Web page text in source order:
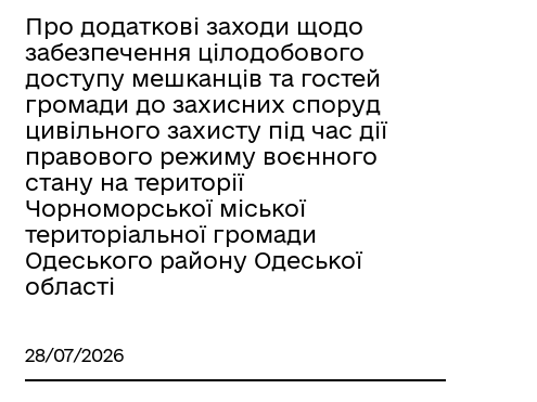
Про додаткові заходи щодо
забезпечення цілодобового
доступу мешканців та гостей
громади до захисних споруд
цивільного захисту під час дії
правового режиму воєнного
стану на території
Чорноморської міської
територіальної громади
Одеського району Одеської
області
28/07/2026